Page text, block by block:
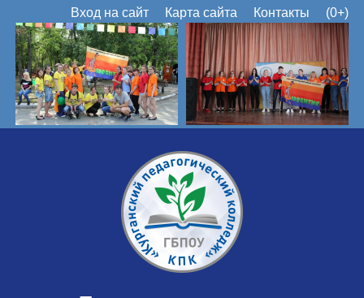
Вход на сайт Карта сайта Контакты (0+)